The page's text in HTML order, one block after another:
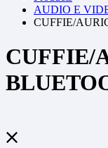
AUDIO E
CUFFIE/
CUFFIE/